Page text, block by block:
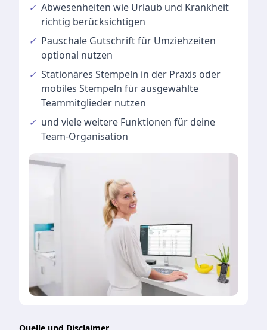
✓ Abwesenheiten wie Urlaub und Krankheit
richtig berücksichtigen
✓ Pauschale Gutschriftfür Umziehzeiten
optional nutzen
✓ Stationäres Stempeln in der Praxis oder
mobiles Stempeln für ausgewählte
Teammitglieder nutzen
✓ und vieleweitere Funktionen für deine
Team-Organisation